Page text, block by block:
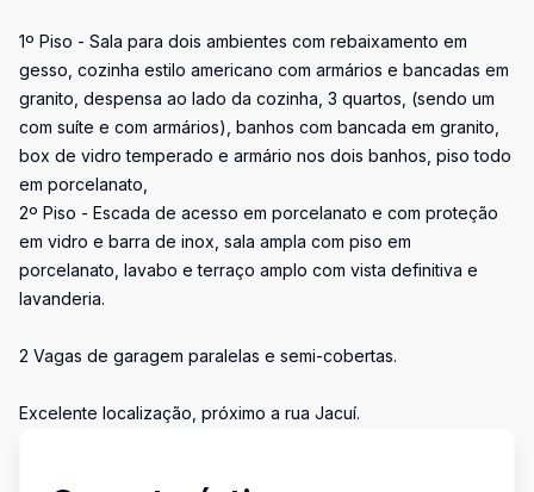
1º Piso - Sala para dois ambientes com rebaixamento em
gesso, cozinha estilo americano com armários e bancadas em
granito, despensa ao lado da cozinha, 3 quartos, (sendo um
com suíte e com armários), banhos com bancada em granito,
box de vidro temperado e armário nos dois banhos, piso todo
em porcelanato,
2º Piso - Escada de acesso em porcelanato e com proteção
em vidro e barra de inox, sala ampla com piso em
porcelanato, lavabo e terraço amplo com vista definitiva e
lavanderia.
2 Vagas de garagem paralelas e semi-cobertas.
Excelente localização, próximo a rua Jacuí.